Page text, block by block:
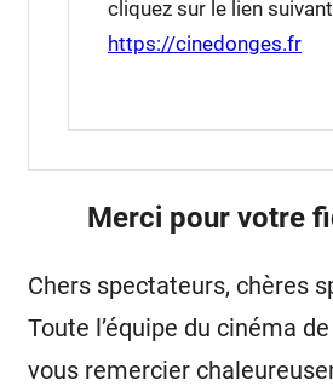
cliquez sur le lien
https://cinedonges.fr
Merci pour votre
Chers spectateurs, chères
Toute l’équipe du cinéma
vous remercier